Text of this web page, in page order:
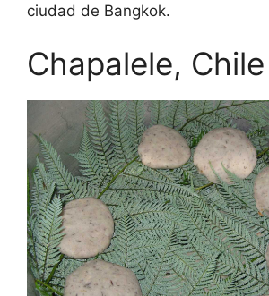
ciudad de Bangkok.
Chapalele, Chile